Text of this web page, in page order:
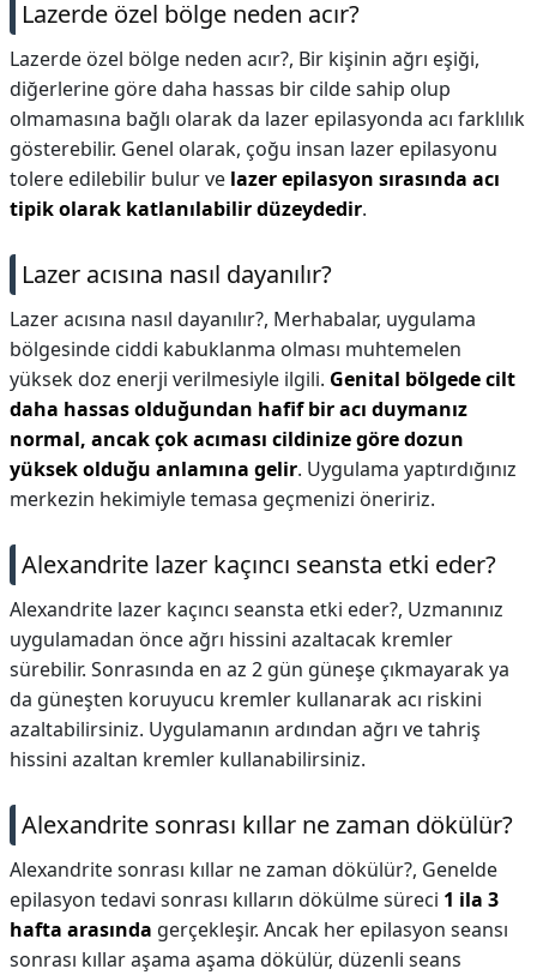
Lazerde özel bölge neden acır?
Lazerde özel bölge neden acır?, Bir kişinin ağrı eşiği,
diğerlerine göre daha hassas bir cilde sahip olup
olmamasına bağlı olarak da lazer epilasyonda acı farklılık
gösterebilir. Genel olarak, çoğu insan lazer epilasyonu
tolere edilebilir bulur ve lazer epilasyon sırasında acı
tipik olarak katlanılabilir düzeydedir.
Lazer acısına nasıl dayanılır?
Lazer acısına nasıl dayanılır?, Merhabalar, uygulama
bölgesinde ciddi kabuklanma olması muhtemelen
yüksek doz enerji verilmesiyle ilgili. Genital bölgede cilt
daha hassas olduğundan hafif bir acı duymanız
normal, ancak çok acıması cildinize göre dozun
yüksek olduğu anlamına gelir. Uygulama yaptırdığınız
merkezin hekimiyle temasa geçmenizi öneririz.
Alexandrite lazer kaçıncı seansta etki eder?
Alexandrite lazer kaçıncı seansta etki eder?, Uzmanınız
uygulamadan önce ağrı hissini azaltacak kremler
sürebilir. Sonrasında en az 2 gün güneşe çıkmayarak ya
da güneşten koruyucu kremler kullanarak acı riskini
azaltabilirsiniz. Uygulamanın ardından ağrı ve tahriş
hissini azaltan kremler kullanabilirsiniz.
Alexandrite sonrası kıllar ne zaman dökülür?
Alexandrite sonrası kıllar ne zaman dökülür?, Genelde
epilasyon tedavi sonrası kılların dökülme süreci 1 ila 3
hafta arasında gerçekleşir. Ancak her epilasyon seansı
sonrası kıllar aşama aşama dökülür, düzenli seans